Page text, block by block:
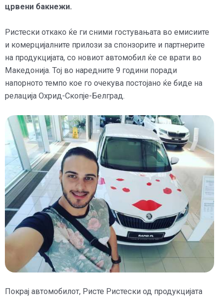
црвени бакнежи.
Ристески откако ќе ги сними гостувањата во емисиите
и комерцијалните прилози за спонзорите и партнерите
на продукцијата, со новиот автомобил ќе се врати во
Македонија. Тој во наредните 9 години поради
напорното темпо кое го очекува постојано ќе биде на
релација Охрид-Скопје-Белград.
Покрај автомобилот, Ристе Ристески од продукцијата